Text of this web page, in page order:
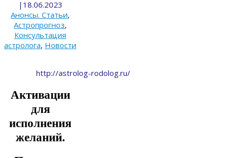
| 18.06.2023
Анонсы. Статьи,
Астропрогноз,
Консультация
астролога, Новости
http://astrolog-rodolog.ru/
Активации
для
исполнения
желаний.